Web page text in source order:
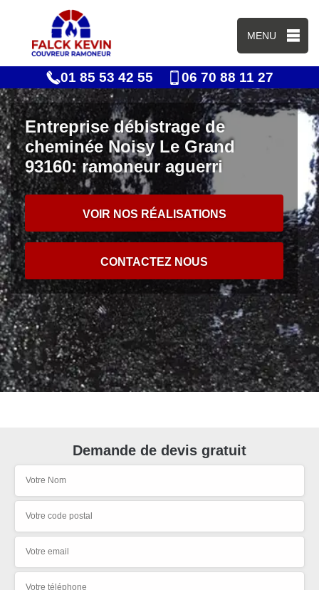
MENU
01 85 53 42 55 06 70 88 11 27
Entreprise débistrage de
cheminée Noisy Le Grand
93160: ramoneur aguerri
VOIR NOS RÉALISATIONS
CONTACTEZ NOUS
Demande de devis gratuit